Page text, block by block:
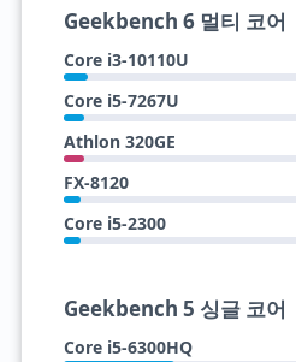
Geekbench 6 멀티 코어
Core i3-10110U
Core i5-7267U
Athlon 320GE
FX-8120
Core i5-2300
Geekbench 5 싱글 코어
Core i5-6300HQ